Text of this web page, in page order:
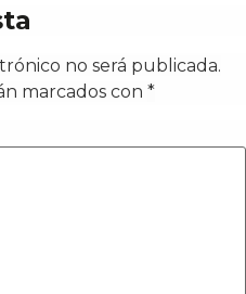
no será publicada.
marcados con *